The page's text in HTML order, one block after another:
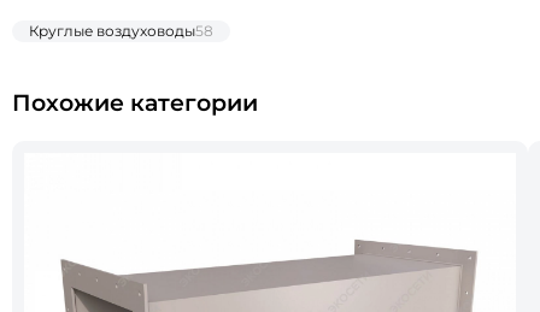
Круглые воздуховоды58
Похожие категории